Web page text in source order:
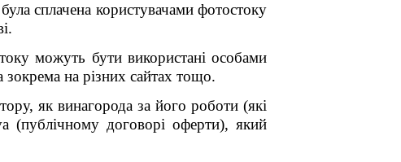
сплачена користувачами фотостоку
можуть бути використані особами
зокрема на різних сайтах тощо.
як винагорода за його роботи (які
(публічному договорі оферти), який